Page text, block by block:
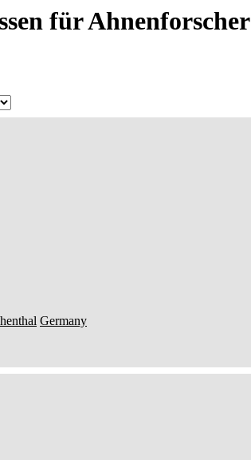
für Ahnenforscher
Germany